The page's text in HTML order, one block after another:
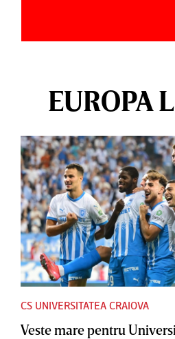
EUROPA
CS UNIVERSITATEA CRAIOVA
Veste mare pentru